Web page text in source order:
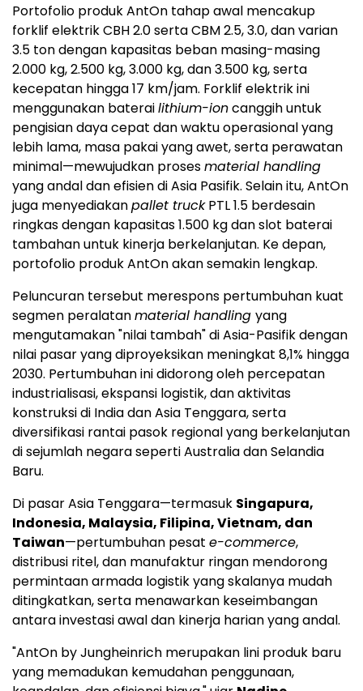
Portofolio produk AntOn tahap awal mencakup
forklif elektrik CBH 2.0 serta CBM 2.5, 3.0, dan varian
3.5 ton dengan kapasitas beban masing-masing
2.000 kg, 2.500 kg, 3.000 kg, dan 3.500 kg, serta
kecepatan hingga 17 km/jam. Forklif elektrik ini
menggunakan baterailithium-ioncanggih untuk
pengisian daya cepat dan waktu operasional yang
lebih lama, masa pakai yang awet, serta perawatan
minimal—mewujudkan prosesmaterial handling
yang andal dan efisien di Asia Pasifik. Selain itu, AntOn
juga menyediakanpallet truckPTL 1.5 berdesain
ringkas dengan kapasitas 1.500 kg dan slot baterai
tambahan untuk kinerja berkelanjutan. Ke depan,
portofolio produk AntOn akan semakin lengkap.
Peluncuran tersebut merespons pertumbuhan kuat
segmen peralatanmaterial handling yang
mengutamakan "nilai tambah" di Asia-Pasifik dengan
nilai pasar yang diproyeksikan meningkat 8,1% hingga
2030. Pertumbuhan ini didorong oleh percepatan
industrialisasi, ekspansi logistik, dan aktivitas
konstruksi di India dan Asia Tenggara, serta
diversifikasi rantai pasok regional yang berkelanjutan
di sejumlah negara seperti Australia dan Selandia
Baru.
Di pasar Asia Tenggara—termasuk Singapura,
Indonesia, Malaysia, Filipina, Vietnam, dan
Taiwan—pertumbuhan pesat e-commerce,
distribusi ritel, dan manufaktur ringan mendorong
permintaan armada logistik yang skalanya mudah
ditingkatkan, serta menawarkan keseimbangan
antara investasi awal dan kinerja harian yang andal.
"AntOn by Jungheinrich merupakan lini produk baru
yang memadukan kemudahan penggunaan,